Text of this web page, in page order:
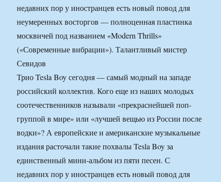
недавних пор у иностранцев есть новый повод для
неумеренных восторгов — полноценная пластинка
москвичей под названием «Modern Thrills»
(«Современные вибрации»). Талантливый мистер
Севидов
Трио Tesla Boy сегодня — самый модный на западе
российский коллектив. Кого еще из наших молодых
соотечественников называли «прекраснейшей поп-
группой в мире» или «лучшей вещью из России после
водки»? А европейские и американские музыкальные
издания расточали такие похвалы Tesla Boy за
единственный мини-альбом из пяти песен. С
недавних пор у иностранцев есть новый повод для